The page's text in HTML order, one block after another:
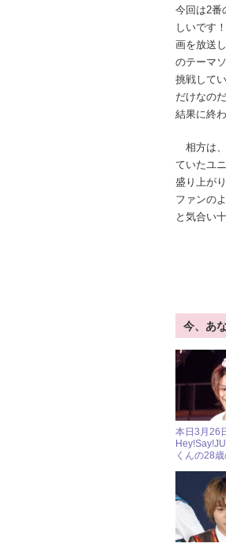
今回は2番
しいです
画を放送
のテーマ
挑戦して
だけなの
結果に終
相方は、
ていたユ
盛り上が
ファンの
と気合い
今、あ
本日3月26
くんの28